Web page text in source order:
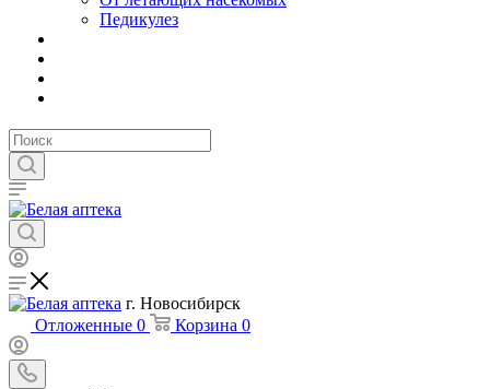
Педикулез
г. Новосибирск
Отложенные 0 Корзина 0